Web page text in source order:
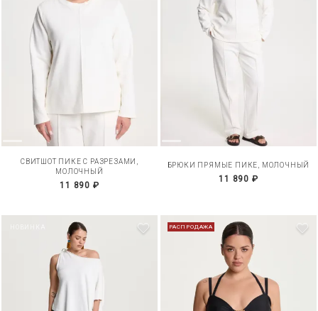
СВИТШОТ ПИКЕ С РАЗРЕЗАМИ,
МОЛОЧНЫЙ
11 890 ₽
БРЮКИ ПРЯМЫЕ ПИКЕ, МОЛОЧНЫЙ
11 890 ₽
РАСПРОДАЖА